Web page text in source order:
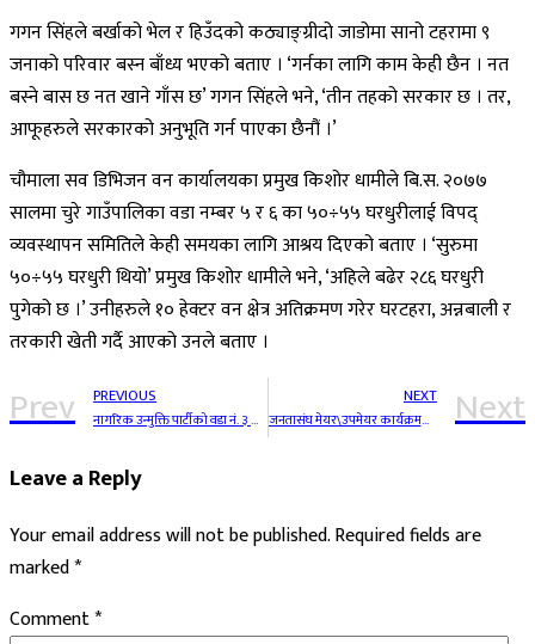
गगन सिंहले बर्खाको भेल र हिउँदको कठ्याङ्ग्रीदो जाडोमा सानो टहरामा ९
जनाको परिवार बस्न बाँध्य भएको बताए । ‘गर्नका लागि काम केही छैन । नत
बस्ने बास छ नत खाने गाँस छ’ गगन सिंहले भने, ‘तीन तहको सरकार छ । तर,
आफूहरुले सरकारको अनुभूति गर्न पाएका छैनौं ।’
चौमाला सव डिभिजन वन कार्यालयका प्रमुख किशोर धामीले बि.स. २०७७
सालमा चुरे गाउँपालिका वडा नम्बर ५ र ६ का ५०÷५५ घरधुरीलाई विपद्
व्यवस्थापन समितिले केही समयका लागि आश्रय दिएको बताए । ‘सुरुमा
५०÷५५ घरधुरी थियो’ प्रमुख किशोर धामीले भने, ‘अहिले बढेर २८६ घरधुरी
पुगेको छ ।’ उनीहरुले १० हेक्टर वन क्षेत्र अतिक्रमण गरेर घरटहरा, अन्नबाली र
तरकारी खेती गर्दै आएको उनले बताए ।
Prev PREVIOUS
नागरिक उन्मुक्ति पार्टीको वडा नं. ३ मा प्रथम वडा भेला सम्पन्न
NEXT
जनतासंघ मेयर\उपमेयर कार्यक्रमबाट विद्यार्थीलाई न्यानाे कपडा बितरण Next
Leave a Reply
Your email address will not be published.Required fields are
marked*
Comment*